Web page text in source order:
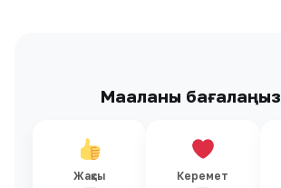
Мақаланы бағалаңыз
Жақсы Керемет